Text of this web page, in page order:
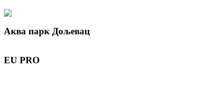
Аква парк Дољевац
EU PRO